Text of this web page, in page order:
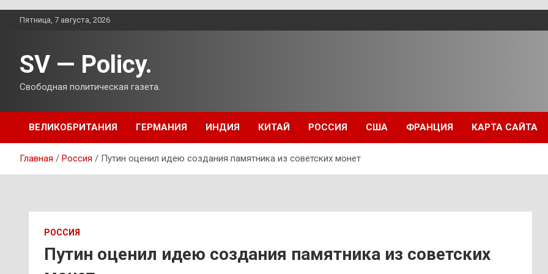
ПерейтиПятница, 7 августа, 2026
SV — Policy.
Свободная политическая газета.
ВЕЛИКОБРИТАНИЯ ГЕРМАНИЯ ИНДИЯ КИТАЙ РОССИЯ США ФРАНЦИЯ КАРТА САЙТА
Главная Россия Путин оценил идею создания памятника из советских монет
РОССИЯ
Путин оценил идею создания памятника из советских